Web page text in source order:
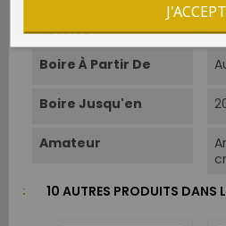
Service
Boire À Partir De
Boire Jusqu'en
Amateur
10 AUTRES PRODUITS DANS